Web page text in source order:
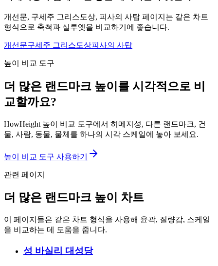
개선문, 구세주 그리스도상, 피사의 사탑 페이지는 같은 차트
형식으로 축척과 실루엣을 비교하기에 좋습니다.
개선문구세주 그리스도상피사의 사탑
높이 비교 도구
더 많은 랜드마크 높이를 시각적으로 비
교할까요?
HowHeight 높이 비교 도구에서 히메지성, 다른 랜드마크, 건
물, 사람, 동물, 물체를 하나의 시각 스케일에 놓아 보세요.
높이 비교 도구 사용하기
관련 페이지
더 많은 랜드마크 높이 차트
이 페이지들은 같은 차트 형식을 사용해 윤곽, 질량감, 스케일
을 비교하는 데 도움을 줍니다.
성 바실리 대성당